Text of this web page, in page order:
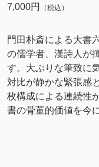
7,000円 （税込）
門田朴斎による大書
の儒学者、漢詩人が
す。大ぶりな筆致に
対比が静かな緊張感
枚構成による連続性
書の骨董的価値を今